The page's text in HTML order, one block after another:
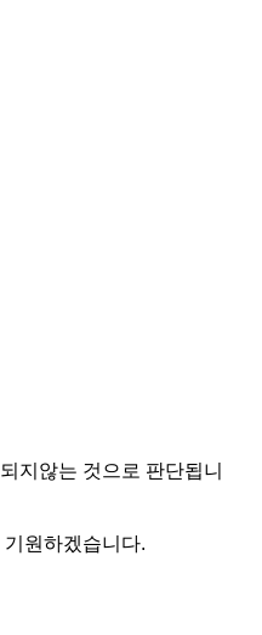
지않는 것으로 판단됩니
원하겠습니다.